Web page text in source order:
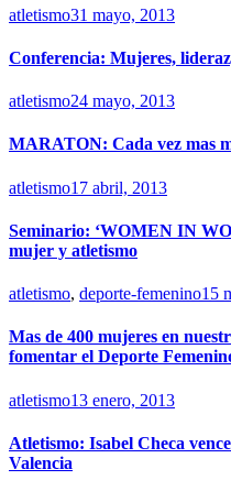
atletismo31 mayo, 2013
Conferencia: Mujeres,
atletismo24 mayo, 2013
MARATON: Cada vez mas
atletismo17 abril, 2013
Seminario: ‘WOMEN IN
mujer y atletismo
atletismo, deporte-femenino15
Mas de 400 mujeres en
fomentar el Deporte
atletismo13 enero, 2013
Atletismo: Isabel Checa
Valencia